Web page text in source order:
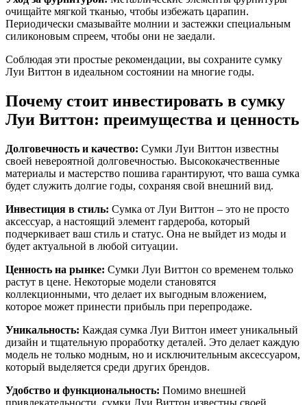
очищайте мягкой тканью, чтобы избежать царапин.
Периодически смазывайте молнии и застежки специальным
силиконовым спреем, чтобы они не заедали.
Соблюдая эти простые рекомендации, вы сохраните сумку
Луи Виттон в идеальном состоянии на многие годы.
Почему стоит инвестировать в сумку
Луи Виттон: преимущества и ценность
Долговечность и качество: Сумки Луи Виттон известны
своей невероятной долговечностью. Высококачественные
материалы и мастерство пошива гарантируют, что ваша сумка
будет служить долгие годы, сохраняя свой внешний вид.
Инвестиция в стиль: Сумка от Луи Виттон – это не просто
аксессуар, а настоящий элемент гардероба, который
подчеркивает ваш стиль и статус. Она не выйдет из моды и
будет актуальной в любой ситуации.
Ценность на рынке: Сумки Луи Виттон со временем только
растут в цене. Некоторые модели становятся
коллекционными, что делает их выгодным вложением,
которое может принести прибыль при перепродаже.
Уникальность: Каждая сумка Луи Виттон имеет уникальный
дизайн и тщательную проработку деталей. Это делает каждую
модель не только модным, но и исключительным аксессуаром,
который выделяется среди других брендов.
Удобство и функциональность: Помимо внешней
привлекательности, сумки Луи Виттон известны своей